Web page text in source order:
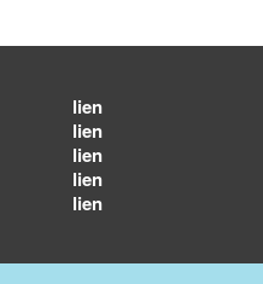
lien
lien
lien
lien
lien